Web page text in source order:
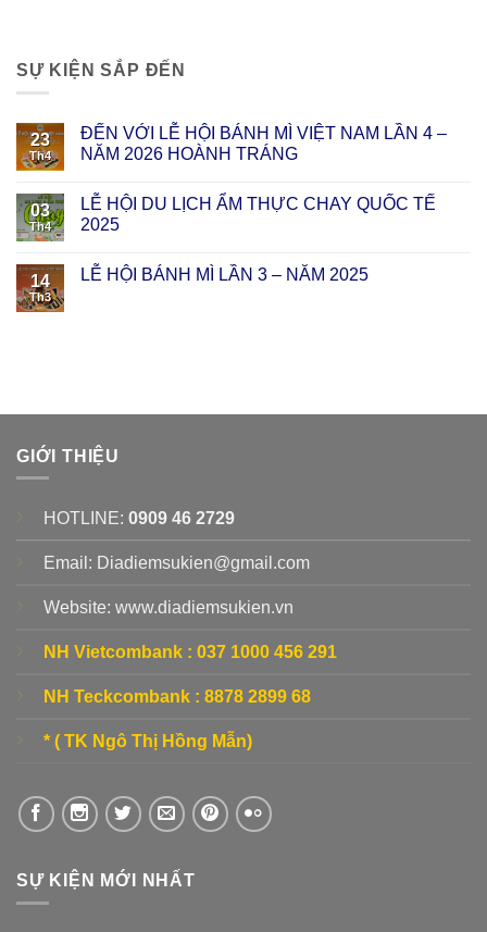
SỰ KIỆN SẮP ĐẾN
23
Th4
ĐẾN VỚI LỄ HỘI BÁNH MÌ VIỆT NAM LẦN 4 –
NĂM 2026 HOÀNH TRÁNG
03
Th4
LỄ HỘI DU LỊCH ẨM THỰC CHAY QUỐC TẾ
2025
14
Th3
LỄ HỘI BÁNH MÌ LẦN 3 – NĂM 2025
GIỚI THIỆU
HOTLINE: 0909 46 2729
Email: Diadiemsukien@gmail.com
Website: www.diadiemsukien.vn
NH Vietcombank : 037 1000 456 291
NH Teckcombank : 8878 2899 68
* ( TK Ngô Thị Hồng Mẫn)
SỰ KIỆN MỚI NHẤT